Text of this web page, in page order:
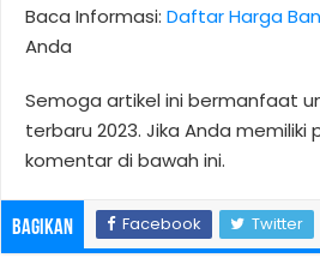
Baca Informasi: Daftar Harga
Anda
Semoga artikel ini bermanfaat
terbaru 2023. Jika Anda
komentar di bawah ini.
Bagikan Facebook Twitter